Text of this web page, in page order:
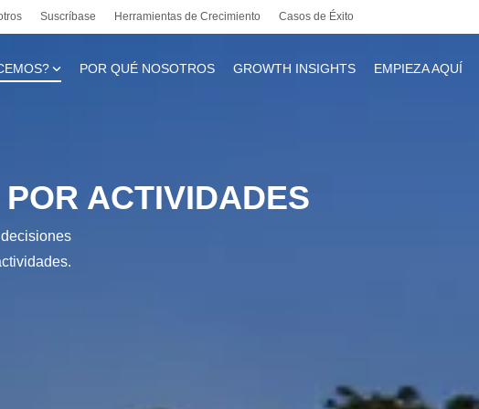
Suscríbase Herramientas de Crecimiento Casos de Éxito
POR QUÉ NOSOTROS GROWTH INSIGHTS EMPIEZA AQUÍ
ACTIVIDADES